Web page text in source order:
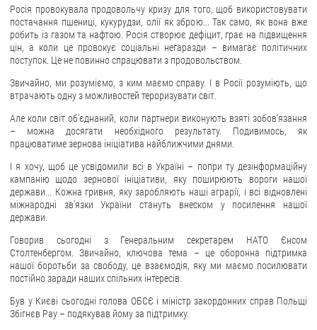
Запит на отримання публічної інформації
Облік публічної інформації
Питання запобігання корупції
Публічні закупівлі
Внутрішній аудит
ДЕРЖАВНИЙ РЕЄСТР САНКЦІЙ
Росія провокувала продовольчу кризу для того, щоб використовувати
постачання пшениці, кукурудзи, олії як зброю... Так само, як вона вже
робить із газом та нафтою. Росія створює дефіцит, грає на підвищення
цін, а коли це провокує соціальні негаразди – вимагає політичних
поступок. Це не повинно спрацювати з продовольством.
Звичайно, ми розуміємо, з ким маємо справу. І в Росії розуміють, що
втрачають одну з можливостей тероризувати світ.
Але коли світ об’єднаний, коли партнери виконують взяті зобов’язання
– можна досягати необхідного результату. Подивимось, як
працюватиме зернова ініціатива найближчими днями.
І я хочу, щоб це усвідомили всі в Україні – попри ту дезінформаційну
кампанію щодо зернової ініціативи, яку поширюють вороги нашої
держави... Кожна гривня, яку заробляють наші аграрії, і всі відновлені
міжнародні зв’язки України стануть внеском у посилення нашої
держави.
Говорив сьогодні з Генеральним секретарем НАТО Єнсом
Столтенбергом. Звичайно, ключова тема – це оборонна підтримка
нашої боротьби за свободу, це взаємодія, яку ми маємо посилювати
постійно заради наших спільних інтересів.
Був у Києві сьогодні голова ОБСЄ і міністр закордонних справ Польщі
Збігнєв Рау – подякував йому за підтримку.